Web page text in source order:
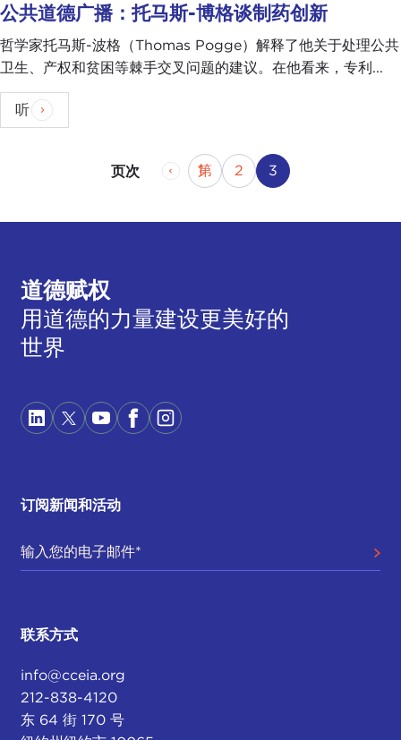
公共道德广播：托马斯-博格谈制药创新
哲学家托马斯-波格（Thomas Pogge）解释了他关于处理公共
卫生、产权和贫困等棘手交叉问题的建议。在他看来，专利...
听
页次 上一页
第 1页 第
2页 当前页
3
道德赋权
用道德的力量建设更美好的
世界
订阅新闻和活动
联系方式
info@cceia.org
212-838-4120
东 64 街 170 号